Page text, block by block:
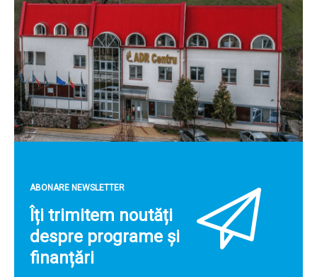
ABONARE NEWSLETTER
Îți trimitem noutăți
despre programe și
finanțări